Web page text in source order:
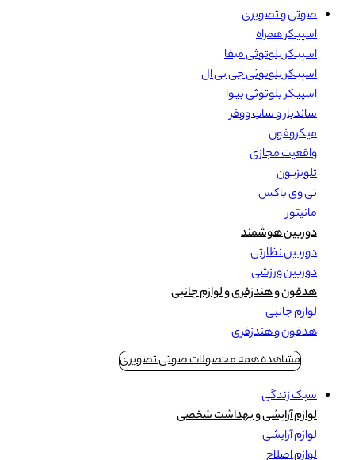
صوتی و تصویری
اسپیکر همراه
اسپیکر بلوتوثی میفا
اسپیکر بلوتوثی جی بی ال
اسپیکر بلوتوثی بیوا
ساندبار و ساب ووفر
میکروفون
واقعیت مجازی
تلویزیون
تی وی باکس
مانیتور
دوربین هوشمند
دوربین نظارتی
دوربین ورزشی
هدفون و هندزفری و لوازم جانبی
لوازم جانبی
هدفون و هندزفری
مشاهده همه محصولات صوتی تصویری
سبک زندگی
لوازم آرایشی و بهداشت شخصی
لوازم آرایشی
لوازم اصلاح